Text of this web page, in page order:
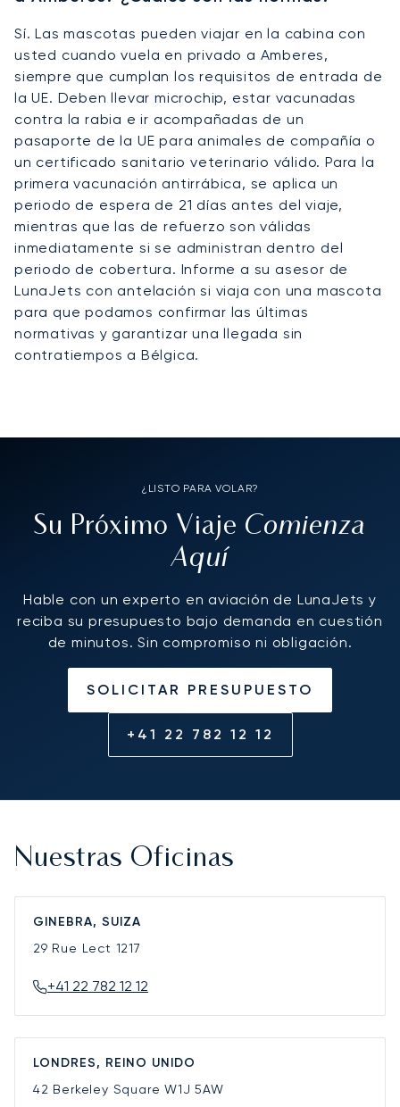
Sí. Las mascotas pueden viajar en la cabina con
usted cuando vuela en privado a Amberes,
siempre que cumplan los requisitos de entrada de
la UE. Deben llevar microchip, estar vacunadas
contra la rabia e ir acompañadas de un
pasaporte de la UE para animales de compañía o
un certificado sanitario veterinario válido. Para la
primera vacunación antirrábica, se aplica un
periodo de espera de 21 días antes del viaje,
mientras que las de refuerzo son válidas
inmediatamente si se administran dentro del
periodo de cobertura. Informe a su asesor de
LunaJets con antelación si viaja con una mascota
para que podamos confirmar las últimas
normativas y garantizar una llegada sin
contratiempos a Bélgica.
¿LISTO PARA VOLAR?
Su Próximo Viaje Comienza
Aquí
Hable con un experto en aviación de LunaJets y
reciba su presupuesto bajo demanda en cuestión
de minutos. Sin compromiso ni obligación.
SOLICITAR PRESUPUESTO
+41 22 782 12 12
Nuestras Oficinas
GINEBRA, SUIZA
29 Rue Lect 1217
+41 22 782 12 12
LONDRES, REINO UNIDO
42 Berkeley SquareW1J 5AW